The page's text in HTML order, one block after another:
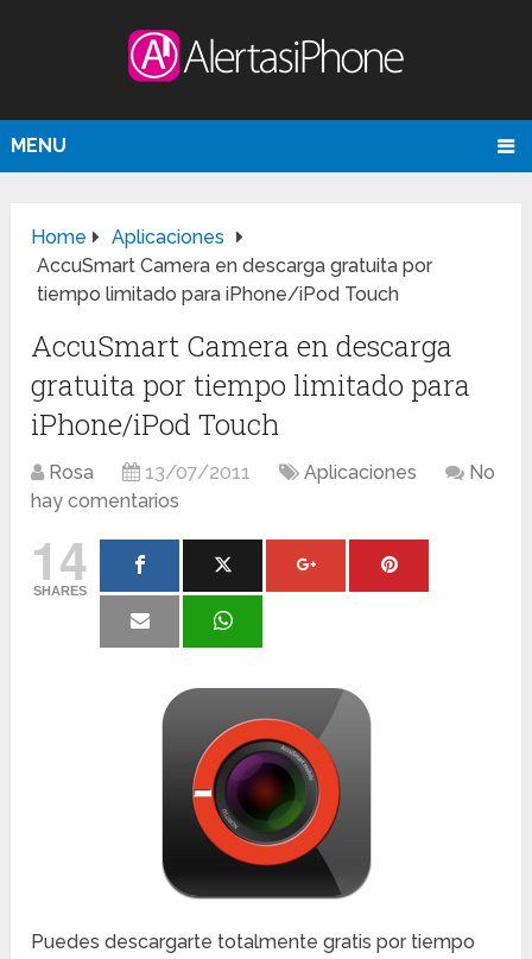
MENU
Home
Aplicaciones
AccuSmart Camera en descarga gratuita por
tiempo limitado para iPhone/iPod Touch
AccuSmart Camera en descarga
gratuita por tiempo limitado para
iPhone/iPod Touch
Rosa 13/07/2011 Aplicaciones
No
hay comentarios
14
SHARES
Puedes descargarte totalmente gratis por tiempo